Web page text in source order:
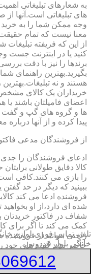
به شعارهای تبلیغاتی
های تبلیغاتی است.آنها از
وجه ممکن شما را به خرید
معنا نیست که تمام
از این که فریفته
کنید یا در اینترنت جست
برندها را نیز با دقت
بگیرید.بهترین راهنمای
هستند و نه
خریداران یک کالای
اعضای فامیلتان باشند
ها و گروه های گپ و گفت
پیدا کرده و از آنها
از فروشندگان مدعی
ادعای فروشندگان را جدی
کالا دقایق طولانی
را بازی می کنند.کافی است
ببینید که دیگر در حد
فروشنده ادعا می کند
شده ای دارد،از او
شفاف در فاکتور خریدتان
کمک می کند تا اگر برای
راحتی بتوانید از
حاضر نشد گفته های خود
کاسه است.این گزینه به
بزرگ و با قیمت بیشتر می
تلفن تماس فوریلوازم
خانگی بلوار فردوس